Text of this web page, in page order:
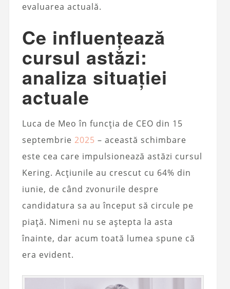
evaluarea actuală.
Ce influențează
cursul astăzi:
analiza situației
actuale
Luca de Meo în funcția de CEO din 15
septembrie 2025 – această schimbare
este cea care impulsionează astăzi cursul
Kering. Acțiunile au crescut cu 64% din
iunie, de când zvonurile despre
candidatura sa au început să circule pe
piață. Nimeni nu se aștepta la asta
înainte, dar acum toată lumea spune că
era evident.